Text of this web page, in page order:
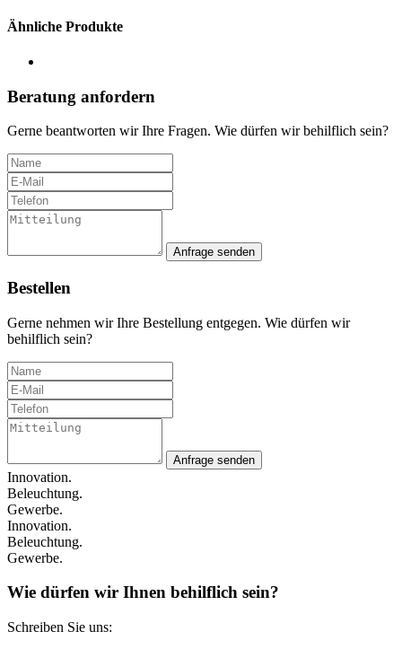
Ähnliche Produkte
Beratung anfordern
Gerne beantworten wir Ihre Fragen. Wie dürfen wir behilflich sein?
Anfrage senden
Bestellen
Gerne nehmen wir Ihre Bestellung entgegen. Wie dürfen wir
behilflich sein?
Anfrage senden
Innovation.
Beleuchtung.
Gewerbe.
Innovation.
Beleuchtung.
Gewerbe.
Wie dürfen wir Ihnen behilflich sein?
Schreiben Sie uns: